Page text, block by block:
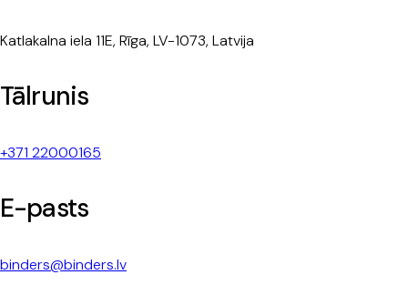
Katlakalna iela 11E, Rīga, LV-1073, Latvija
Tālrunis
+371 22000165
E-pasts
binders@binders.lv